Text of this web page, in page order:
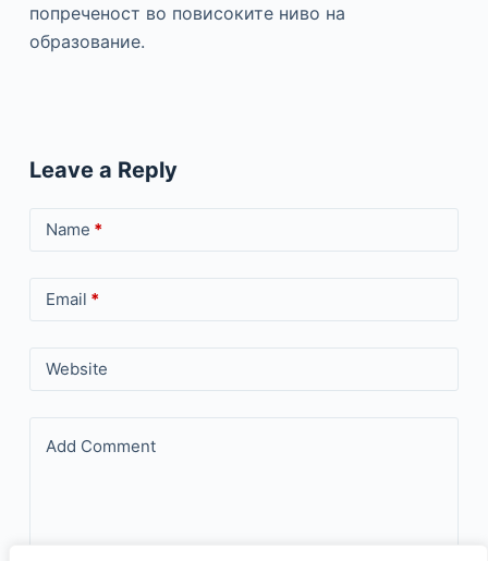
попреченост во повисоките ниво на
образование.
Leave a Reply
Name *
Email *
Website
Add Comment